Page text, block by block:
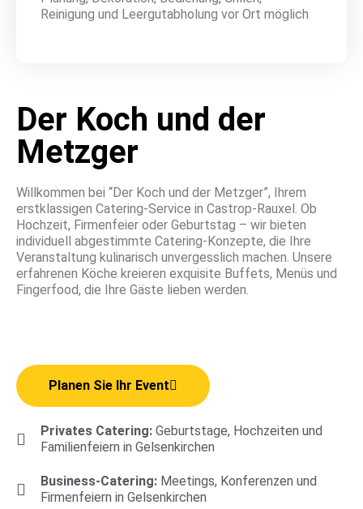
Reinigung und Leergutabholung vor Ort möglich
Der Koch und der
Metzger
Willkommen bei “Der Koch und der Metzger”, Ihrem
erstklassigen Catering-Service in Castrop-Rauxel. Ob
Hochzeit, Firmenfeier oder Geburtstag – wir bieten
individuell abgestimmte Catering-Konzepte, die Ihre
Veranstaltung kulinarisch unvergesslich machen. Unsere
erfahrenen Köche kreieren exquisite Buffets, Menüs und
Fingerfood, die Ihre Gäste lieben werden.
Planen Sie Ihr Event
Privates Catering: Geburtstage, Hochzeiten und
Familienfeiern in Gelsenkirchen
Business-Catering: Meetings, Konferenzen und
Firmenfeiern in Gelsenkirchen